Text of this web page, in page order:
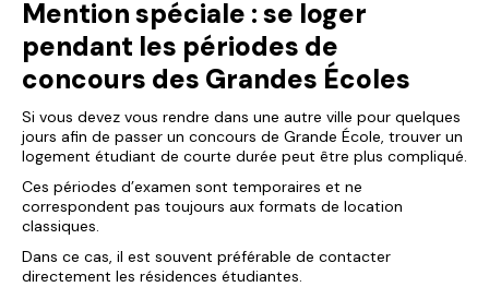
Mention spéciale : se loger
pendant les périodes de
concours des Grandes Écoles
Si vous devez vous rendre dans une autre ville pour quelques
jours afin de passer un concours de Grande École, trouver un
logement étudiant de courte durée peut être plus compliqué.
Ces périodes d’examen sont temporaires et ne
correspondent pas toujours aux formats de location
classiques.
Dans ce cas, il est souvent préférable de contacter
directement les résidences étudiantes.